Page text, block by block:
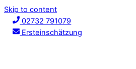
Skip to content
02732 791079
Ersteinschätzung